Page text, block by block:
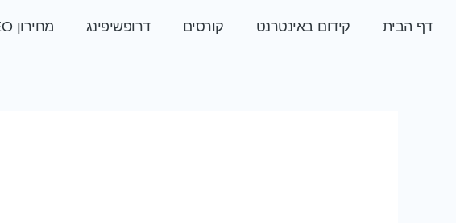
דף הבית
קידום באינטרנט קורסים דרופשיפינג מחירון SEO